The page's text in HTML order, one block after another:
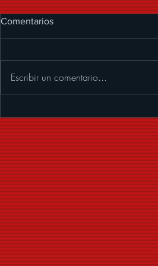
EL LIMÓN DE RENÉ
CAMACHO LLEGA
NUEVAMENTE A LA ARENA
CDMX
Comentarios
Escribir un comentario...